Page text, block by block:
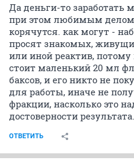
Да деньги-то заработать
при этом любимым
корячутся. как могут -
просят знакомых,
или иной реактив, потому
стоит маленький 20 мл
баксов, и его никто не
для работы, иначе не
фракции, насколько это
достоверности результата.
ОТВЕТИТЬ